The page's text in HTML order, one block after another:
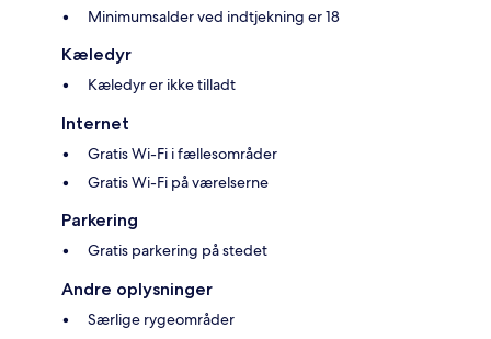
Minimumsalder ved indtjekning er 18
Kæledyr
Kæledyr er ikke tilladt
Internet
Gratis Wi-Fi i fællesområder
Gratis Wi-Fi på værelserne
Parkering
Gratis parkering på stedet
Andre oplysninger
Særlige rygeområder